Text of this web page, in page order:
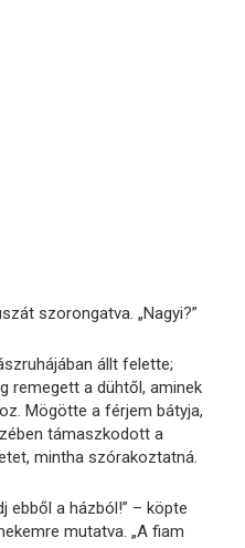
szorongatva. „Nagyi?”
állt felette;
remegett a dühtől, aminek
Mögötte a férjem bátyja,
támaszkodott a
mintha szórakoztatná.
ebből a házból!” – köpte
mutatva. „A fiam